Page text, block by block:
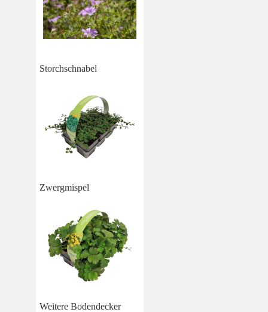
Storchschnabel
Zwergmispel
Weitere Bodendecker